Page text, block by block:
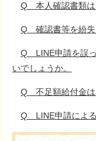
Q 本人確認書類は
Q 確認書等を紛失
Q LINE申請を誤
いでしょうか。
Q 不足額給付金は
Q LINE申請による